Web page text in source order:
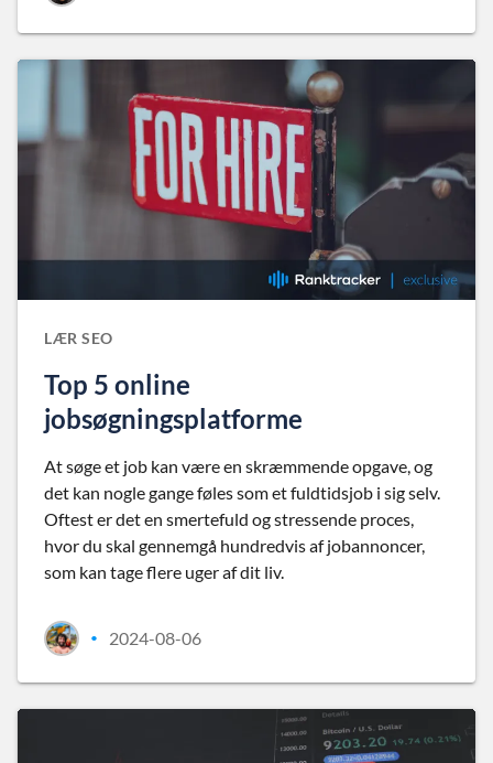
LÆR SEO
Top 5 online
jobsøgningsplatforme
At søge et job kan være en skræmmende opgave, og
det kan nogle gange føles som et fuldtidsjob i sig selv.
Oftest er det en smertefuld og stressende proces,
hvor du skal gennemgå hundredvis af jobannoncer,
som kan tage flere uger af dit liv.
• 2024-08-06